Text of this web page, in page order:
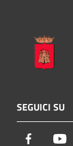
SEGUICI SU
Facebook